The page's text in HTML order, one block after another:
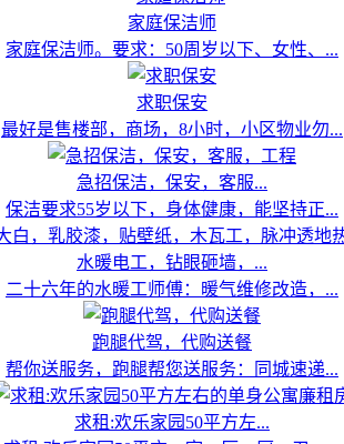
家庭保洁师
家庭保洁师。要求：50周岁以下、女性、...
求职保安
最好是售楼部，商场，8小时，小区物业勿...
急招保洁，保安，客服...
保洁要求55岁以下，身体健康，能坚持正...
水暖电工，钻眼砸墙，...
二十六年的水暖工师傅：暖气维修改造，...
跑腿代驾，代购送餐
帮你送服务，跑腿帮您送服务：同城速递...
求租:欢乐家园50平方左...